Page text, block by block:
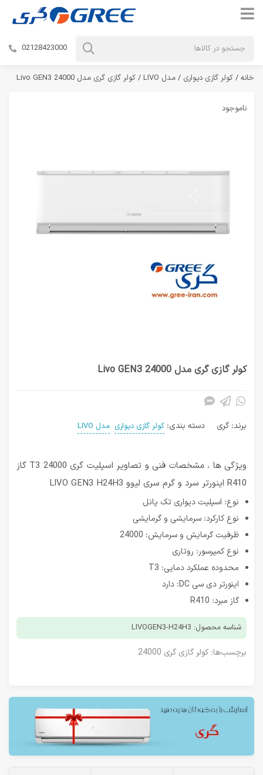
02128423000
خانه / کولر گازی دیواری / مدل LIVO / کولر گازی گری مدل Livo GEN3 24000
ناموجود
کولر گازی گری مدل Livo GEN3 24000
برند: گری دسته بندی: کولر گازی دیواری مدل LIVO
ویژگی ها ، مشخصات فنی و تصاویر اسپلیت گری T3 24000 گاز
R410 اینورتر سرد و گرم سری لیوو LIVO GEN3 H24H3
نوع: اسپلیت دیواری تک پانل
نوع کارکرد: سرمایشی و گرمایشی
ظرفیت گرمایش و سرمایش: 24000
نوع کمپرسور: روتاری
محدوده عملکرد دمایی: T3
اینورتر دی سی DC: دارد
گاز مبرد: R410
شناسه محصول: LIVOGEN3-H24H3
برچسب‌ها: کولر گازی گری 24000